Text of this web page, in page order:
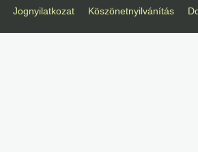
Jognyilatkozat Köszönetnyilvánítás